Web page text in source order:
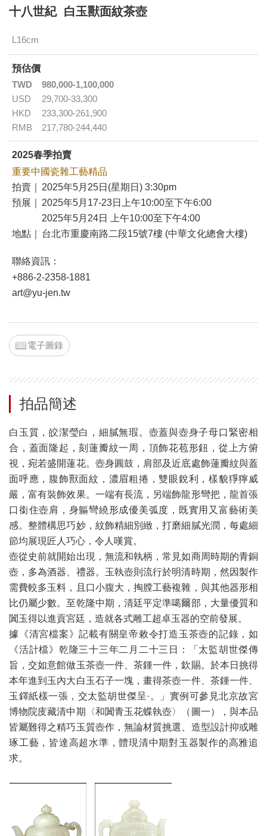
十八世紀 白玉獸面紋茶壺
L16cm
預估價
TWD
980,000-1,100,000
USD
29,700-33,300
HKD
233,300-261,900
RMB
217,780-244,440
2025春季拍賣
重要中國瓷雜工藝精品
拍賣｜
2025年5月25日(星期日) 3:30pm
預展｜
2025年5月17-23日上午10:00至下午6:00
2025年5月24日 上午10:00至下午4:00
地點｜
台北市重慶南路二段15號7樓 (中華文化總會大樓)
聯絡資訊：
+886-2-2358-1881
art@yu-jen.tw
電子圖錄
拍品簡述
白玉質，皎潔瑩白，細膩無瑕。壺蓋與壺身子母口緊密相
合，蓋面隆起，刻蓮瓣紋一周，頂飾花苞形鈕，從上方俯
視，宛若盛開蓮花。壺身圓鼓，肩部及近底處飾蓮瓣紋與蓋
面呼應，腹飾獸面紋，濃眉粗捲，雙眼銳利，樣貌猙獰威
嚴，富有裝飾效果。一端有長流，另端飾龍形彎把，龍首張
口銜住壺肩，身軀彎繞形成優美弧度，既實用又富藝術美
感。整體構思巧妙，紋飾精細別緻，打磨細膩光潤，每處細
節均展現匠人巧心，令人嘆賞。
壺從史前就開始出現，無流和執柄，常見如商周時期的青銅
壺，多為酒器、禮器。玉執壺則流行於明清時期，然因製作
需費較多玉料，且口小腹大，掏膛工藝複雜，與其他器形相
比仍屬少數。至乾隆中期，清廷平定準噶爾部，大量優質和
闐玉得以進貢宮廷，造就各式雕工超卓玉器的空前發展。
據《清宮檔案》記載有關皇帝敕令打造玉茶壺的記錄，如
《活計檔》乾隆三十三年二月二十三日：「太監胡世傑傳
旨，交如意館做玉茶壺一件、茶鍾一件，欽賜。於本日挑得
本年進到玉內大白玉石子一塊，畫得茶壺一件、茶鍾一件、
玉鐸紙樣一張，交太監胡世傑呈·。」實例可參見北京故宮
博物院庋藏清中期〈和闐青玉花蝶執壺〉（圖一），與本品
皆屬難得之精巧玉質壺作，無論材質挑選、造型設計抑或雕
琢工藝，皆達高超水準，體現清中期對玉器製作的高雅追
求。